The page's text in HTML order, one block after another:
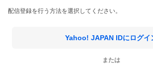
配信登録を行う方法を選択してください。
Yahoo! JAPAN IDにログイ
または